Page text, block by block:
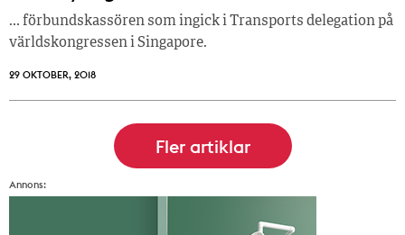
… förbundskassören som ingick i Transports delegation på
världskongressen i Singapore.
29 OKTOBER, 2018
Annons: